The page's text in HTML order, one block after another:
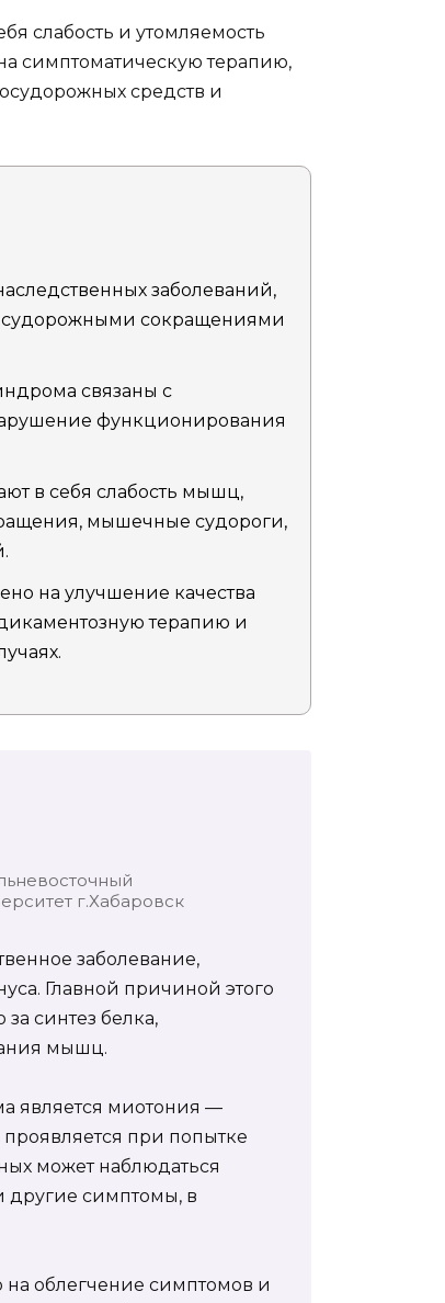
слабость и утомляемость
симптоматическую терапию,
средств и
заболеваний,
судорожными сокращениями
связаны с
функционирования
в себя слабость мышц,
мышечные судороги,
на улучшение качества
терапию и
г.Хабаровск
заболевание,
Главной причиной этого
синтез белка,
мышц.
является миотония —
при попытке
может наблюдаться
симптомы, в
облегчение симптомов и